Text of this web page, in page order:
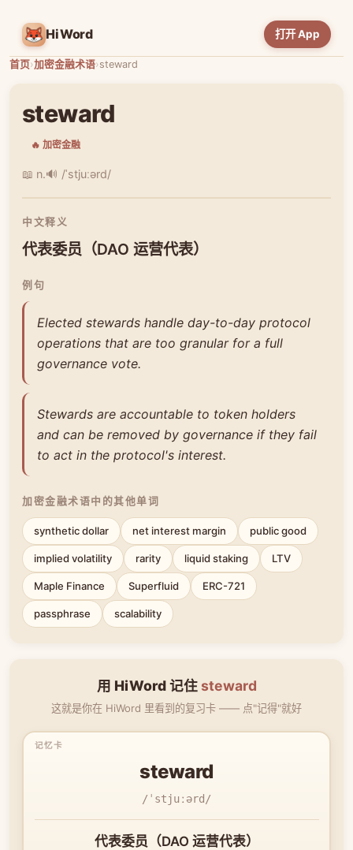
HiWord 打开 App
首页›加密金融术语›steward
steward
🔥 加密金融
📖 n.🔊 /ˈstjuːərd/
中文释义
代表委员（DAO 运营代表）
例句
Elected stewards handle day-to-day protocol
operations that are too granular for a full
governance vote.
Stewards are accountable to token holders
and can be removed by governance if they fail
to act in the protocol's interest.
加密金融术语中的其他单词
synthetic dollar net interest margin public good
implied volatility rarity liquid staking LTV
Maple Finance Superfluid ERC-721
passphrase scalability
用 HiWord 记住steward
这就是你在 HiWord 里看到的复习卡 —— 点"记得"就好
steward
/ˈstjuːərd/
代表委员（DAO 运营代表）